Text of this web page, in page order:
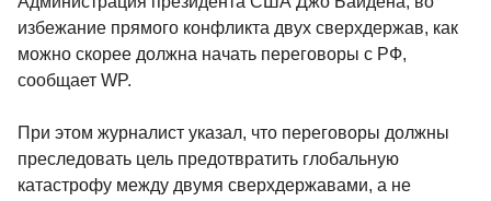
избежание прямого конфликта двух сверхдержав, как
можно скорее должна начать переговоры с РФ,
сообщает WP.
При этом журналист указал, что переговоры должны
преследовать цель предотвратить глобальную
катастрофу между двумя сверхдержавами, а не